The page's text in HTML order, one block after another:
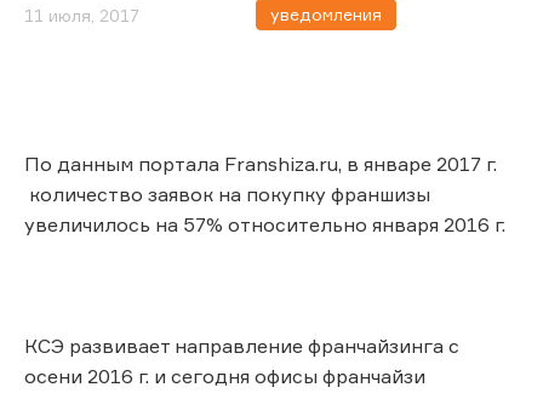
11 июля, 2017 уведомления
По данным портала Franshiza.ru, в январе 2017 г.
количество заявок на покупку франшизы
увеличилось на 57% относительно января 2016 г.
КСЭ развивает направление франчайзинга с
осени 2016 г. и сегодня офисы франчайзи